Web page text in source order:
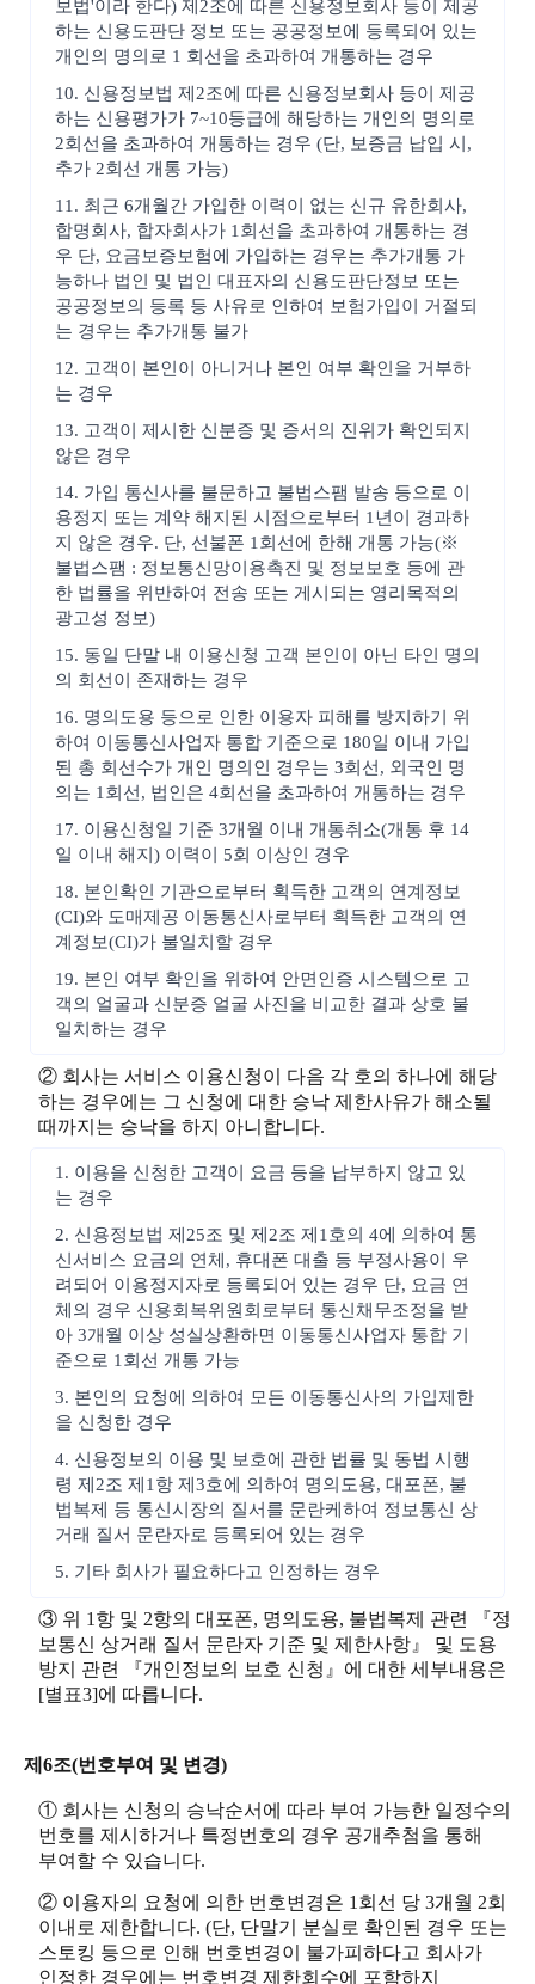
보법'이라 한다) 제2조에 따른 신용정보회사 등이 제공
하는 신용도판단 정보 또는 공공정보에 등록되어 있는
개인의 명의로 1 회선을 초과하여 개통하는 경우
10. 신용정보법 제2조에 따른 신용정보회사 등이 제공
하는 신용평가가 7~10등급에 해당하는 개인의 명의로
2회선을 초과하여 개통하는 경우 (단, 보증금 납입 시,
추가 2회선 개통 가능)
11. 최근 6개월간 가입한 이력이 없는 신규 유한회사,
합명회사, 합자회사가 1회선을 초과하여 개통하는 경
우 단, 요금보증보험에 가입하는 경우는 추가개통 가
능하나 법인 및 법인 대표자의 신용도판단정보 또는
공공정보의 등록 등 사유로 인하여 보험가입이 거절되
는 경우는 추가개통 불가
12. 고객이 본인이 아니거나 본인 여부 확인을 거부하
는 경우
13. 고객이 제시한 신분증 및 증서의 진위가 확인되지
않은 경우
14. 가입 통신사를 불문하고 불법스팸 발송 등으로 이
용정지 또는 계약 해지된 시점으로부터 1년이 경과하
지 않은 경우. 단, 선불폰 1회선에 한해 개통 가능(※
불법스팸 : 정보통신망이용촉진 및 정보보호 등에 관
한 법률을 위반하여 전송 또는 게시되는 영리목적의
광고성 정보)
15. 동일 단말 내 이용신청 고객 본인이 아닌 타인 명의
의 회선이 존재하는 경우
16. 명의도용 등으로 인한 이용자 피해를 방지하기 위
하여 이동통신사업자 통합 기준으로 180일 이내 가입
된 총 회선수가 개인 명의인 경우는 3회선, 외국인 명
의는 1회선, 법인은 4회선을 초과하여 개통하는 경우
17. 이용신청일 기준 3개월 이내 개통취소(개통 후 14
일 이내 해지) 이력이 5회 이상인 경우
18. 본인확인 기관으로부터 획득한 고객의 연계정보
(CI)와 도매제공 이동통신사로부터 획득한 고객의 연
계정보(CI)가 불일치할 경우
19. 본인 여부 확인을 위하여 안면인증 시스템으로 고
객의 얼굴과 신분증 얼굴 사진을 비교한 결과 상호 불
일치하는 경우
② 회사는 서비스 이용신청이 다음 각 호의 하나에 해당
하는 경우에는 그 신청에 대한 승낙 제한사유가 해소될
때까지는 승낙을 하지 아니합니다.
1. 이용을 신청한 고객이 요금 등을 납부하지 않고 있
는 경우
2. 신용정보법 제25조 및 제2조 제1호의 4에 의하여 통
신서비스 요금의 연체, 휴대폰 대출 등 부정사용이 우
려되어 이용정지자로 등록되어 있는 경우 단, 요금 연
체의 경우 신용회복위원회로부터 통신채무조정을 받
아 3개월 이상 성실상환하면 이동통신사업자 통합 기
준으로 1회선 개통 가능
3. 본인의 요청에 의하여 모든 이동통신사의 가입제한
을 신청한 경우
4. 신용정보의 이용 및 보호에 관한 법률 및 동법 시행
령 제2조 제1항 제3호에 의하여 명의도용, 대포폰, 불
법복제 등 통신시장의 질서를 문란케하여 정보통신 상
거래 질서 문란자로 등록되어 있는 경우
5. 기타 회사가 필요하다고 인정하는 경우
③ 위 1항 및 2항의 대포폰, 명의도용, 불법복제 관련 『정
보통신 상거래 질서 문란자 기준 및 제한사항』 및 도용
방지 관련 『개인정보의 보호 신청』에 대한 세부내용은
[별표3]에 따릅니다.
제6조(번호부여 및 변경)
① 회사는 신청의 승낙순서에 따라 부여 가능한 일정수의
번호를 제시하거나 특정번호의 경우 공개추첨을 통해
부여할 수 있습니다.
② 이용자의 요청에 의한 번호변경은 1회선 당 3개월 2회
이내로 제한합니다. (단, 단말기 분실로 확인된 경우 또는
스토킹 등으로 인해 번호변경이 불가피하다고 회사가
인정한 경우에는 번호변경 제한회수에 포함하지